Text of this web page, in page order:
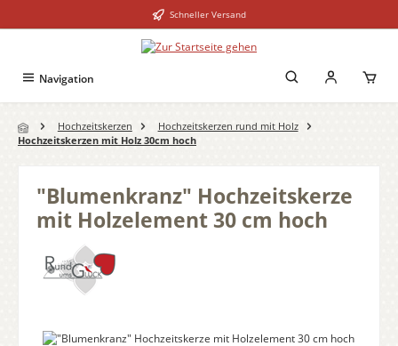
Schneller Versand
Navigation
Hochzeitskerzen
Hochzeitskerzen rund mit Holz
Hochzeitskerzen mit Holz 30cm hoch
"Blumenkranz" Hochzeitskerze
mit Holzelement 30 cm hoch
Bildergalerie überspringen